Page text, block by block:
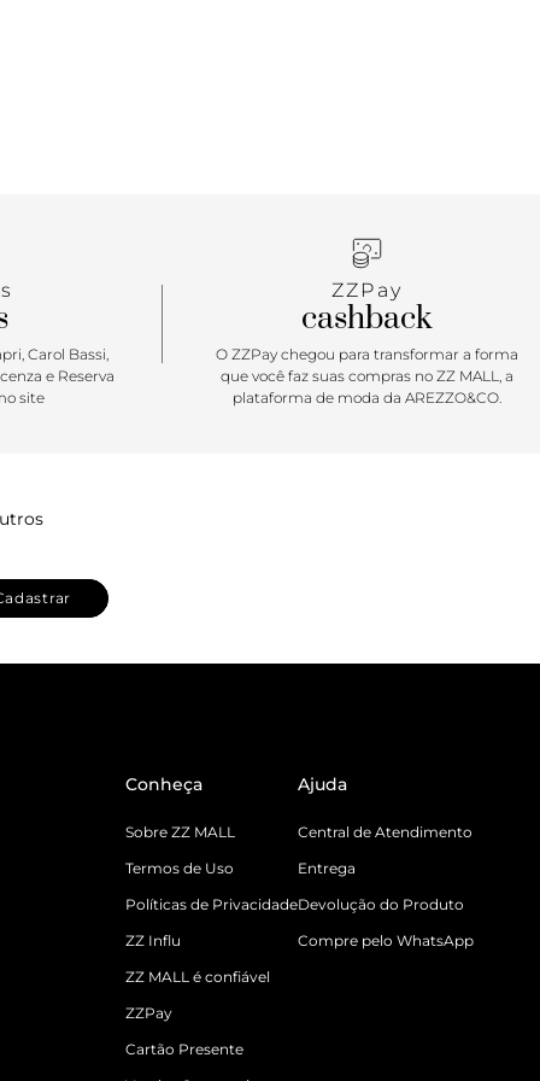
Carol Bassi,
e Reserva
site
ZZPay
cashback
O ZZPay chegou para transformar a forma
que você faz suas compras no ZZ MALL, a
plataforma de moda da AREZZO&CO.
Conheça
Sobre ZZ MALL
Termos de Uso
Políticas de Privacidade
ZZ Influ
ZZ MALL é confiável
ZZPay
Cartão Presente
Ajuda
Central de Atendimento
Entrega
Devolução do Produto
Compre pelo WhatsApp